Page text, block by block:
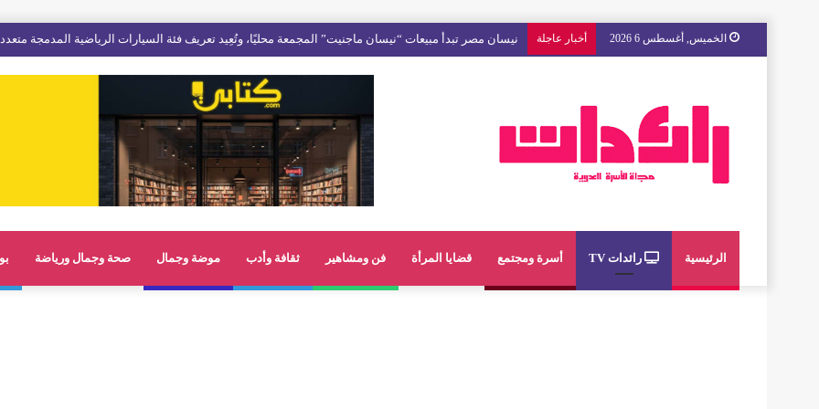
الخميس, أغسطس 6 2026 أخبار عاجلة مع « The Next Ad » ، إنوي يُسند حملته الإعلانية المقبلة إلى الشباب المغربي
الرئيسية رائدات TV أسرة ومجتمع قضايا المرأة فن ومشاهير ثقافة وأدب موضة وجمال صحة وجمال ورياضة